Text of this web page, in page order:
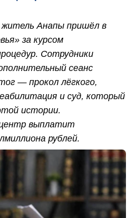
Анапы пришёл в
за курсом
Сотрудники
сеанс
— прокол лёгкого,
и суд, который
истории.
выплатит
рублей.